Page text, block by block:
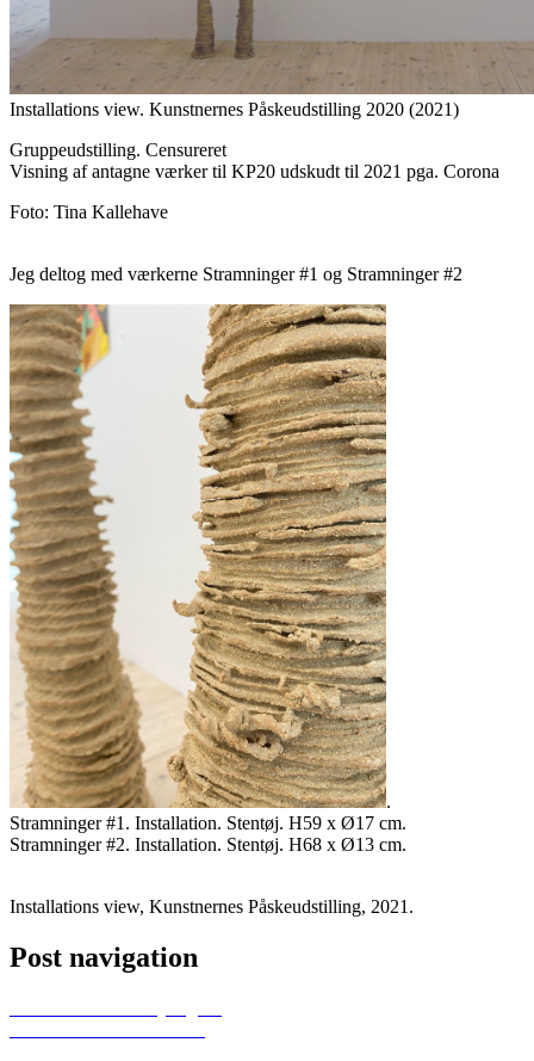
Installations view. Kunstnernes Påskeudstilling 2020 (2021)
Gruppeudstilling. Censureret
Visning af antagne værker til KP20 udskudt til 2021 pga. Corona
Foto: Tina Kallehave
Jeg deltog med værkerne Stramninger #1 og Stramninger #2
.
Stramninger #1. Installation. Stentøj. H59 x Ø17 cm.
Stramninger #2. Installation. Stentøj. H68 x Ø13 cm.
Installations view, Kunstnernes Påskeudstilling, 2021.
Post navigation